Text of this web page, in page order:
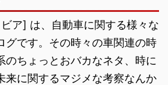
ア] は、自動車に関する様々な
グです。その時々の車関連の時
のちょっとおバカなネタ、時に
来に関するマジメな考察なんか